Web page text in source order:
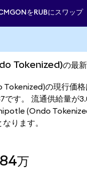
をRUBにスワップ
Tokenized)の最新
の現行価格
です。 流通供給量が
(Ondo
ります。
万